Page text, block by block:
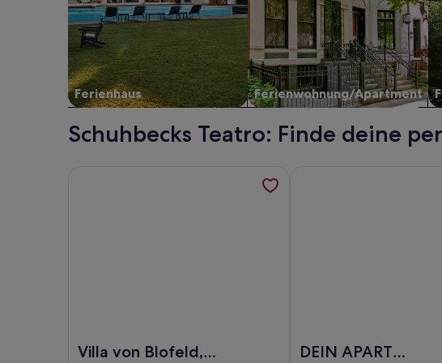
Ferienhaus Ferienwohnung/Apartment
Schuhbecks Teatro: Finde deine
Villa von Blofeld,
DEIN APART